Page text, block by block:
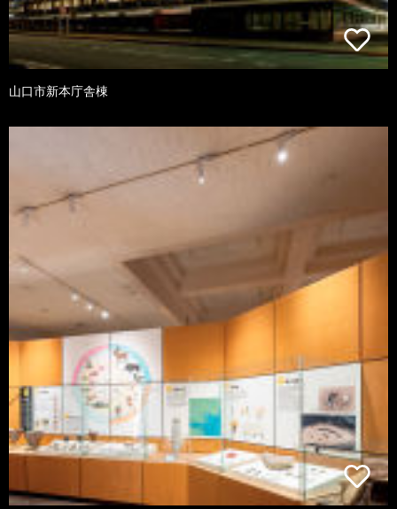
山口市新本庁舎棟